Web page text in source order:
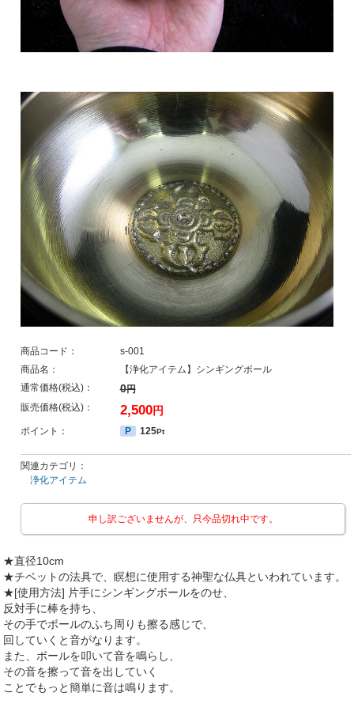
商品コード：
s-001
商品名：
【浄化アイテム】シンギングボール
通常価格(税込)：
0円
販売価格(税込)： 2,500円
ポイント： P 125Pt
関連カテゴリ：
浄化アイテム
申し訳ございませんが、只今品切れ中です。
★直径10cm
★チベットの法具で、瞑想に使用する神聖な仏具といわれています。
★[使用方法] 片手にシンギングボールをのせ、
反対手に棒を持ち、
その手でボールのふち周りも擦る感じで、
回していくと音がなります。
また、ボールを叩いて音を鳴らし、
その音を擦って音を出していく
ことでもっと簡単に音は鳴ります。